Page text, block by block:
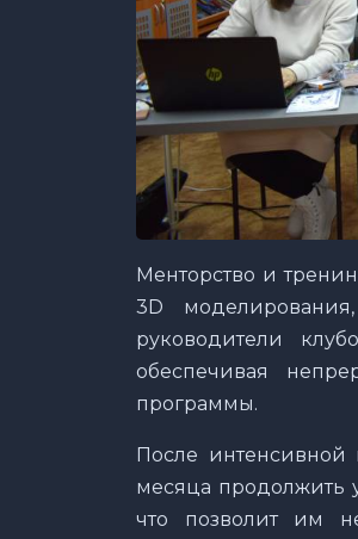
Менторство и
3D
руководители
обеспечивая
программы.
После интенсивной
месяца продолжить
что позволит им